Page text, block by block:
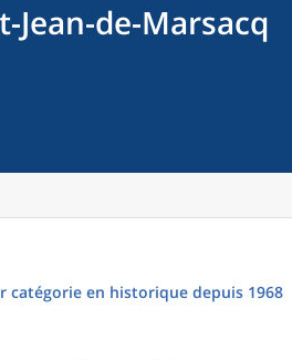
Jean-de-Marsacq
catégorie en historique depuis 1968